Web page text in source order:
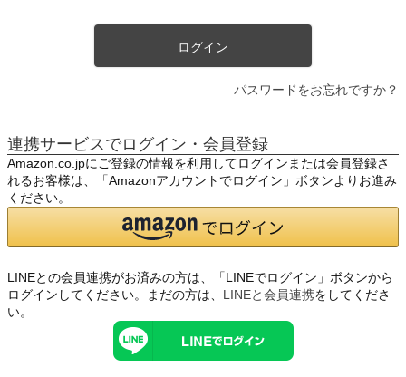
ログイン
パスワードをお忘れですか？
連携サービスでログイン・会員登録
Amazon.co.jpにご登録の情報を利用してログインまたは会員登録さ
れるお客様は、「Amazonアカウントでログイン」ボタンよりお進み
ください。
LINEとの会員連携がお済みの方は、「LINEでログイン」ボタンから
ログインしてください。まだの方は、 LINEと会員連携をしてくださ
い。